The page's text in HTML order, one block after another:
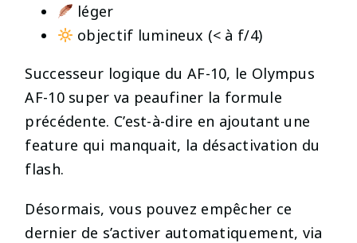
léger
objectif lumineux (< à f/4)
Successeur logique du AF-10, le Olympus
AF-10 super va peaufiner la formule
précédente. C’est-à-dire en ajoutant une
feature qui manquait, la désactivation du
flash.
Désormais, vous pouvez empêcher ce
dernier de s’activer automatiquement, via